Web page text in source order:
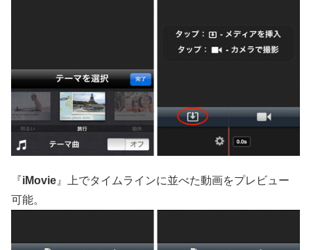
『 iMovie』上でタイムラインに並べた動画をプレビュー
可能。